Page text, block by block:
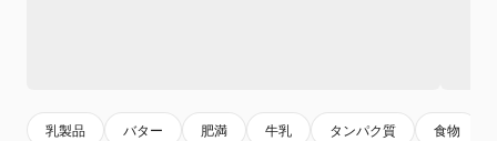
乳製品 バター 肥満 牛乳 タンパク質 食物